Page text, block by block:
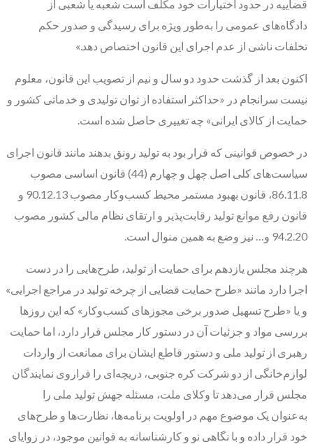
قضاییه در حدود اختیارات خود مکلف است شعبه یا شعبی از
دادگاه‌های عمومی را به‌طور ویژه برای رسیدگی و صدور حکم
تخلفات ناشی از عدم اجرای این قانون اختصاص دهد.»
اکنون بعد از گذشت حدود دو سال و نیم از تصویب این قانون، معلوم
نیست سرانجام در «حداکثر استفاده از توان تولیدی و خدماتی کشور و
حمایت از کالای ایرانی» چه تغییری حاصل شده است.
در خصوص قوانینی که قرار بود به تولید رونق بدهند مانند قانون اجرای
سیاست‌های کلی اصل چهل و چهارم (44) قانون اساسی مصوب
86.11.8، قانون بهبود مستمر محیط کسب‌وکار مصوب 90.12.13 و
قانون رفع موانع تولید رقابت‌پذیر و ارتقای نظام مالی کشور مصوب
94.2.20 و… نیز وضع به همین منوال است.
هرچند مجلس یازدهم برای حمایت از تولید، طرح‌هایی را در دست
اجرا دارد مانند «طرح حمایت قضایی از چرخه تولید در مراجع اجرایی»
و یا «طرح تسهیل صدور برخی مجوزهای کسب‌وکار» که این روزها
بررسی مواد و جزئیات آن در دستور کار مجلس قرار دارد، اما حمایت
رهبری از تولید ملی و دستور قاطع ایشان برای ممانعت از واردات
لوازم‌خانگی از دو شرکت کره جنوبی، دریچه‌ای را فراروی نمایندگان
مجلس قرار می‌دهد تا وکلای ملت، مسئله جهش تولید ملی را
به‌عنوان یک موضوع مهم در اولویت برنامه‌ها، نظارت‌ها و طرح‌های
خود قرار داده و با نگاهی نو و کارشناسانه به قوانین موجود، در زوایای